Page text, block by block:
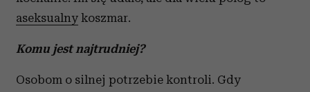
aseksualny koszmar.
Komu jest najtrudniej?
Osobom o silnej potrzebie kontroli. Gdy